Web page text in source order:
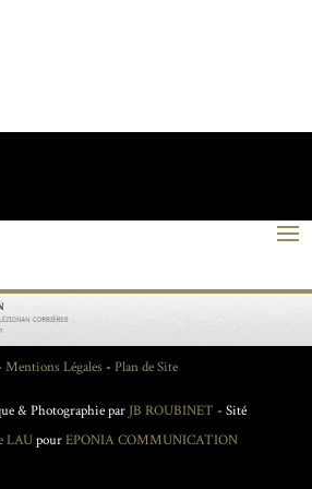
Mentions Légales - Plan de Site
& Photographie par JB ROUBINET - Sité
LAUpourEPONIA COMMUNICATION